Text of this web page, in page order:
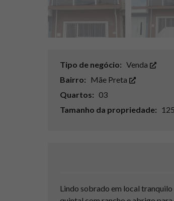
Tipo de negócio: Venda
Bairro: Mãe Preta
Quartos: 03
Tamanho da propriedade:
Lindo sobrado em local